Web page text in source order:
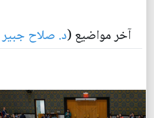
آخر مواضيع (د. صلاح